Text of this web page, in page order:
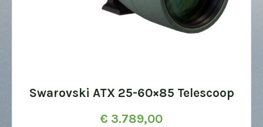
Swarovski ATX 25-60×85 Telescoop
€ 3.789,00